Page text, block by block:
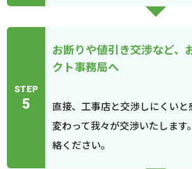
STEP
5
お断りや値引き交渉など、
クト事務局へ
直接、工事店と交渉しにくい
変わって我々が交渉いたしま
絡ください。